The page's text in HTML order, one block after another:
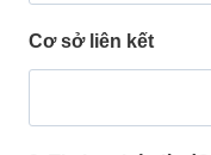
Cơ sở liên kết